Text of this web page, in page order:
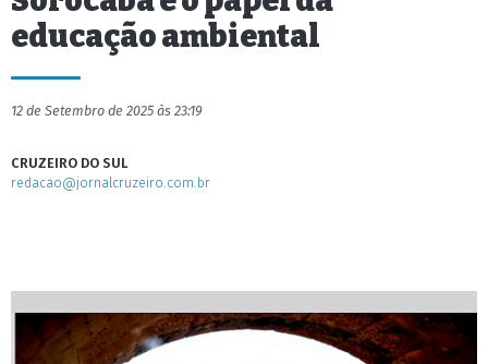
educação ambiental
12 de Setembro de 2025 às 23:19
CRUZEIRO DO SUL
redacao@jornalcruzeiro.com.br